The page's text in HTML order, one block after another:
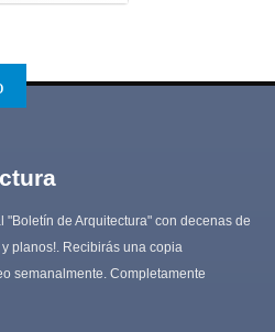
"Boletín de Arquitectura" con decenas de
planos!. Recibirás una copia
semanalmente. Completamente